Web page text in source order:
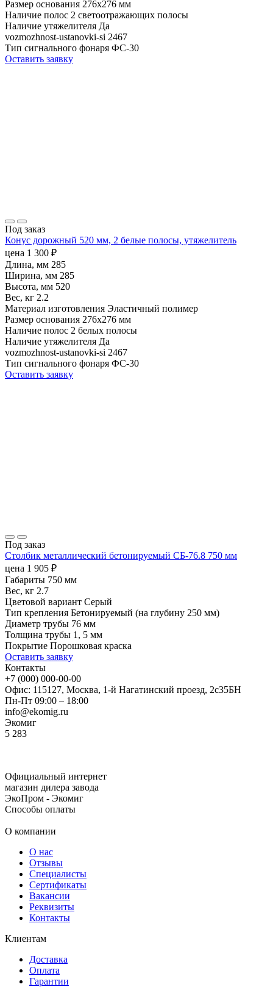
Размер основания 276х276 мм
Наличие полос 2 светоотражающих полосы
Наличие утяжелителя Да
vozmozhnost-ustanovki-si 2467
Тип сигнального фонаря ФС-30
Оставить заявку
Под заказ
Конус дорожный 520 мм, 2 белые полосы, утяжелитель
цена 1 300 ₽
Длина, мм 285
Ширина, мм 285
Высота, мм 520
Вес, кг 2.2
Материал изготовления Эластичный полимер
Размер основания 276х276 мм
Наличие полос 2 белых полосы
Наличие утяжелителя Да
vozmozhnost-ustanovki-si 2467
Тип сигнального фонаря ФС-30
Оставить заявку
Под заказ
Столбик металлический бетонируемый СБ-76.8 750 мм
цена 1 905 ₽
Габариты 750 мм
Вес, кг 2.7
Цветовой вариант Серый
Тип крепления Бетонируемый (на глубину 250 мм)
Диаметр трубы 76 мм
Толщина трубы 1, 5 мм
Покрытие Порошковая краска
Оставить заявку
Контакты
+7 (000) 000-00-00
Офис: 115127, Москва, 1-й Нагатинский проезд, 2с35БН
Пн-Пт 09:00 – 18:00
info@ekomig.ru
Экомиг
5 283
Официальный интернет
магазин дилера завода
ЭкоПром - Экомиг
Способы оплаты
О компании
О нас
Отзывы
Специалисты
Сертификаты
Вакансии
Реквизиты
Контакты
Клиентам
Доставка
Оплата
Гарантии